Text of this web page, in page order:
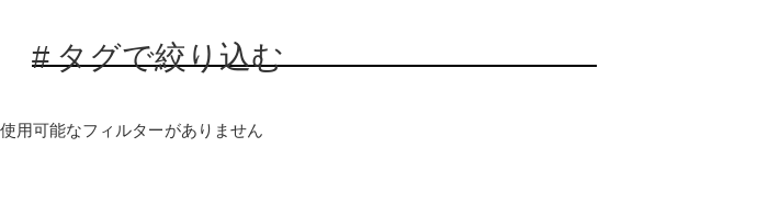
# タグで絞り込む
使用可能なフィルターがありません